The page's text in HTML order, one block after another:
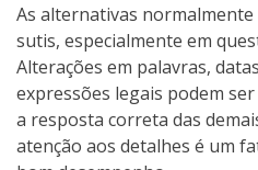
As alternativas
sutis, especialmente em
Alterações em palavras,
expressões legais podem
a resposta correta das
atenção aos detalhes é um